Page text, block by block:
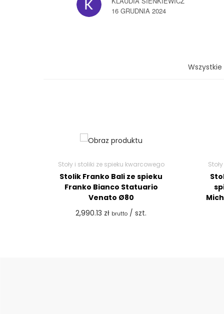
16 GRUDNIA 2024
Stoły i stoliki ze spieku kwarcowego
Stolik Franko Bali ze spieku
Franko Bianco Statuario
Venato Ø80
2,990.13 zł brutto / szt.